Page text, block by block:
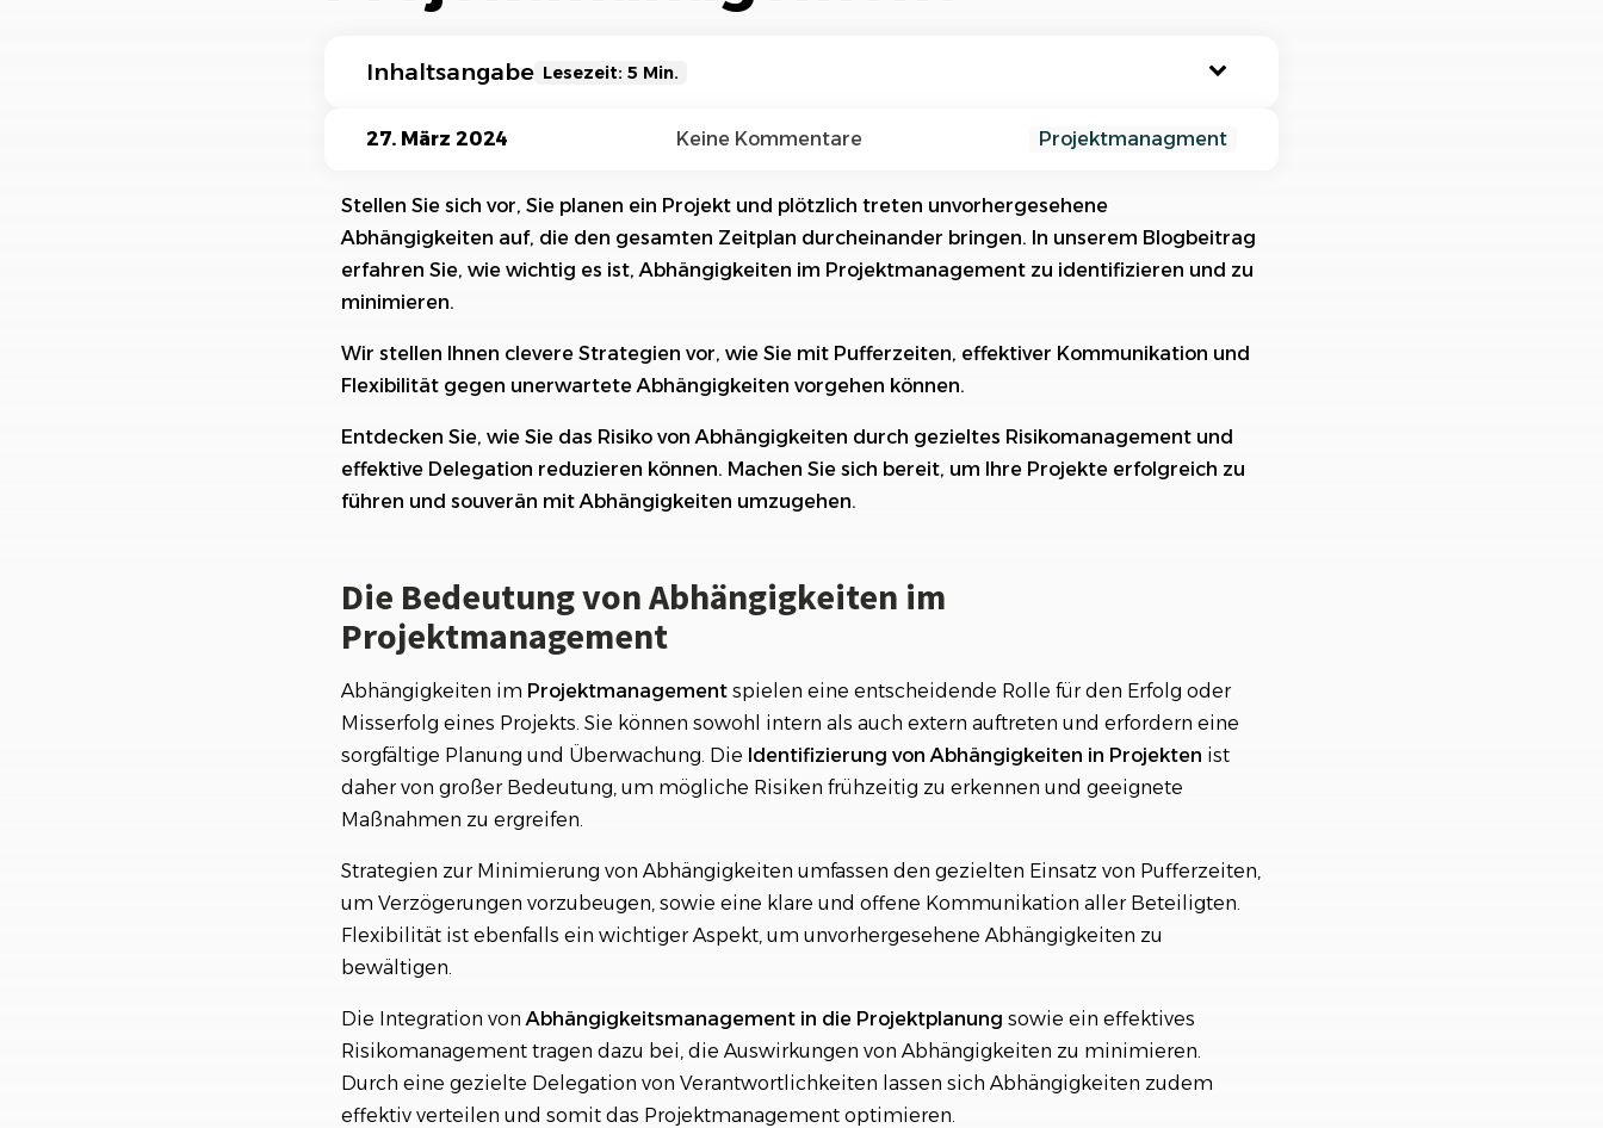
unserer Referenzen an...
Inhaltsangabe Lesezeit: 5 Min.
Die Bedeutung von Abhängigkeiten im Projektmanagement
Strategien zur Minimierung von Abhängigkeiten im Projektmanagement
Einsatz von Pufferzeiten zur Absicherung gegen Abhängigkeiten
Kommunikation als Schlüssel zum Umgang mit Abhängigkeiten
Flexibilität als Antwort auf unvorhergesehene Abhängigkeiten
Integration von Abhängigkeitsmanagement in die Projektplanung
Risikomanagement als ergänzende Maßnahme zur Absicherung gegen Abhängigkeiten
Abhängigkeiten
27. März 2024 Keine Kommentare Projektmanagment
Stellen Sie sich vor, Sie planen ein Projekt und plötzlich treten unvorhergesehene
Abhängigkeiten auf, die den gesamten Zeitplan durcheinander bringen. In unserem Blogbeitrag
erfahren Sie, wie wichtig es ist, Abhängigkeiten im Projektmanagement zu identifizieren und zu
minimieren.
Wir stellen Ihnen clevere Strategien vor, wie Sie mit Pufferzeiten, effektiver Kommunikation und
Flexibilität gegen unerwartete Abhängigkeiten vorgehen können.
Entdecken Sie, wie Sie das Risiko von Abhängigkeiten durch gezieltes Risikomanagement und
effektive Delegation reduzieren können. Machen Sie sich bereit, um Ihre Projekte erfolgreich zu
führen und souverän mit Abhängigkeiten umzugehen.
Die Bedeutung von Abhängigkeiten im
Projektmanagement
Abhängigkeiten im Projektmanagementspielen eine entscheidende Rolle für den Erfolg oder
Misserfolg eines Projekts. Sie können sowohl intern als auch extern auftreten und erfordern eine
sorgfältige Planung und Überwachung. Die Identifizierung von Abhängigkeiten in Projekten ist
daher von großer Bedeutung, um mögliche Risiken frühzeitig zu erkennen und geeignete
Maßnahmen zu ergreifen.
Strategien zur Minimierung von Abhängigkeiten umfassen den gezielten Einsatz von Pufferzeiten,
um Verzögerungen vorzubeugen, sowie eine klare und offene Kommunikation aller Beteiligten.
Flexibilität ist ebenfalls ein wichtiger Aspekt, um unvorhergesehene Abhängigkeiten zu
bewältigen.
Die Integration vonAbhängigkeitsmanagement in die Projektplanung sowie ein effektives
Risikomanagement tragen dazu bei, die Auswirkungen von Abhängigkeiten zu minimieren.
Durch eine gezielte Delegation von Verantwortlichkeiten lassen sich Abhängigkeiten zudem
effektiv verteilen und somit das Projektmanagement optimieren.